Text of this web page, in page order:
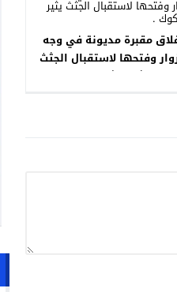
مقبرة مديونة في وجه
وفتحها لاستقبال الجثث
يثير الشكوك .